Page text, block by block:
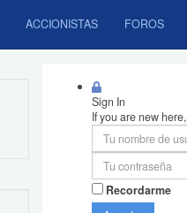
ACCIONISTAS FOROS
Sign In
If you are new here,
Recordarme